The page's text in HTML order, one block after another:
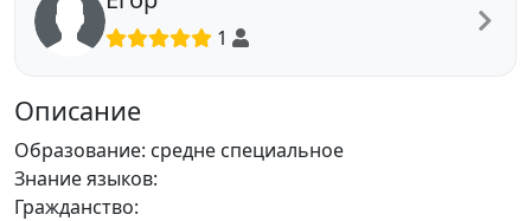
1
Описание
Образование: средне специальное
Знание языков:
Гражданство: